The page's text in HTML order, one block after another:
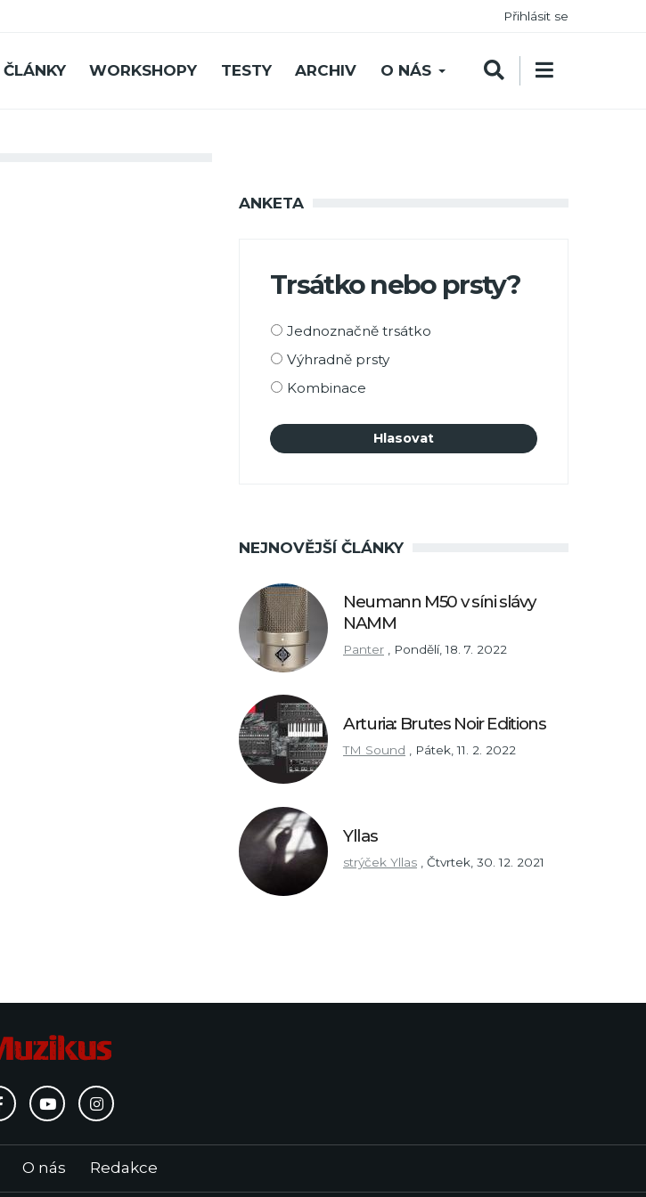
Přihlásit se
ČLÁNKY WORKSHOPY TESTY ARCHIV O NÁS
ANKETA
Trsátko nebo prsty?
Možnosti
Jednoznačně trsátko
Výhradně prsty
Kombinace
NEJNOVĚJŠÍ ČLÁNKY
Neumann M50 v síni slávy
NAMM
Panter Pondělí, 18. 7. 2022
Arturia: Brutes Noir Editions
TM Sound Pátek, 11. 2. 2022
Yllas
strýček Yllas Čtvrtek, 30. 12. 2021
O nás Redakce